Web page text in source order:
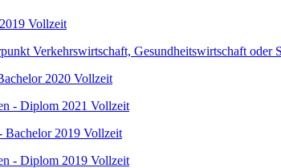
Vollzeit
Verkehrswirtschaft, Gesundheitswirtschaft oder
2020 Vollzeit
- Diplom 2021 Vollzeit
Bachelor 2019 Vollzeit
- Diplom 2019 Vollzeit